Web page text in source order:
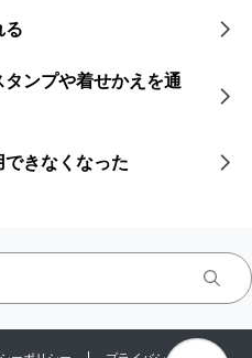
る
ンプや着せかえを通
きなくなった